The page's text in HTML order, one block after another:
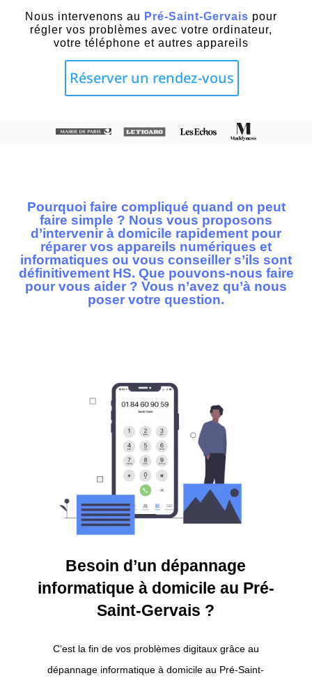
Nous intervenons au Pré-Saint-Gervais pour
régler vos problèmes avec votre ordinateur,
votre téléphone et autres appareils
Réserver un rendez-vous
Pourquoi faire compliqué quand on peut
faire simple ? Nous vous proposons
d’intervenir à domicile rapidement pour
réparer vos appareils numériques et
informatiques ou vous conseiller s’ils sont
définitivement HS. Que pouvons-nous faire
pour vous aider ? Vous n’avez qu’à nous
poser votre question.
Besoin d’un dépannage
informatique à domicile au Pré-
Saint-Gervais ?
C’est la fin de vos problèmes digitaux grâce au
dépannage informatique à domicile au Pré-Saint-